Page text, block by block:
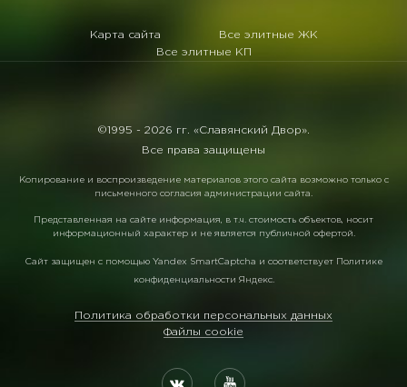
Карта сайта
Все элитные ЖК
Все элитные КП
©1995 - 2026 гг. «Славянский Двор».
Все права защищены
Копирование и воспроизведение материалов этого сайта возможно только с
письменного согласия администрации сайта.
Представленная на сайте информация, в т.ч. стоимость объектов, носит
информационный характер и не является публичной офертой.
Сайт защищен с помощью Yandex SmartCaptcha и соответствует Политике
конфиденциальности Яндекс.
Политика обработки персональных данных
Файлы cookie